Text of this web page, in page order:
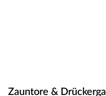
Zauntore &